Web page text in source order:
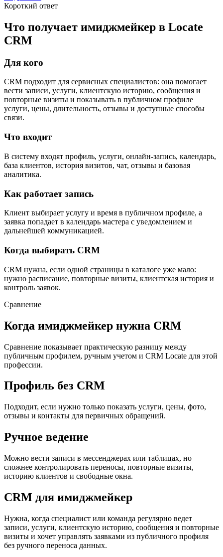
Короткий ответ
Что получает имиджмейкер в Locate
CRM
Для кого
CRM подходит для сервисных специалистов: она помогает
вести записи, услуги, клиентскую историю, сообщения и
повторные визиты и показывать в публичном профиле
услуги, цены, длительность, отзывы и доступные способы
связи.
Что входит
В систему входят профиль, услуги, онлайн-запись, календарь,
база клиентов, история визитов, чат, отзывы и базовая
аналитика.
Как работает запись
Клиент выбирает услугу и время в публичном профиле, а
заявка попадает в календарь мастера с уведомлением и
дальнейшей коммуникацией.
Когда выбирать CRM
CRM нужна, если одной страницы в каталоге уже мало:
нужно расписание, повторные визиты, клиентская история и
контроль заявок.
Сравнение
Когда имиджмейкер нужна CRM
Сравнение показывает практическую разницу между
публичным профилем, ручным учетом и CRM Locate для этой
профессии.
Профиль без CRM
Подходит, если нужно только показать услуги, цены, фото,
отзывы и контакты для первичных обращений.
Ручное ведение
Можно вести записи в мессенджерах или таблицах, но
сложнее контролировать переносы, повторные визиты,
историю клиентов и свободные окна.
CRM для имиджмейкер
Нужна, когда специалист или команда регулярно ведет
записи, услуги, клиентскую историю, сообщения и повторные
визиты и хочет управлять заявками из публичного профиля
без ручного переноса данных.